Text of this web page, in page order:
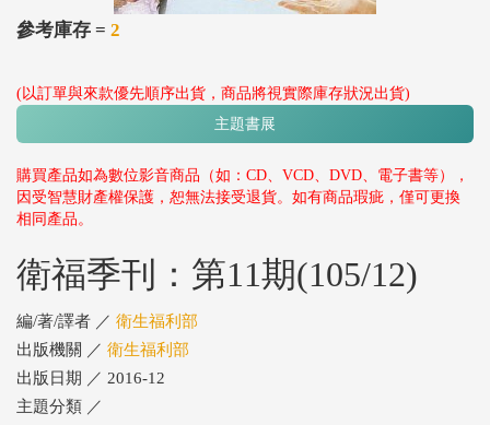
參考庫存 = 2
(以訂單與來款優先順序出貨，商品將視實際庫存狀況出貨)
主題書展
購買產品如為數位影音商品（如：CD、VCD、DVD、電子書等），
因受智慧財產權保護，恕無法接受退貨。如有商品瑕疵，僅可更換
相同產品。
衛福季刊：第11期(105/12)
編/著/譯者 ／ 衛生福利部
出版機關 ／ 衛生福利部
出版日期 ／ 2016-12
主題分類 ／